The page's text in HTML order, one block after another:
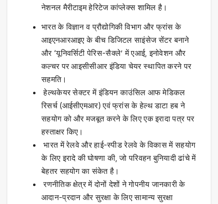
नेशनल मैरीटाइम हेरिटेज कांप्लेक्स शामिल है।
भारत के विज्ञान व प्रौद्योगिकी विभाग और फ्रांस के
आइएनआरआइए के बीच डिजिटल साइंसेज सेंटर बनाने
और ‘यूनिवर्सिटी पेरिस-सैक्ले’ में एआई, इनोवेशन और
कल्चर पर आइसीसीआर इंडिया चेयर स्थापित करने पर
सहमति।
हेल्थकेयर सेक्टर में इंडियन काउंसिल आफ मेडिकल
रिसर्च (आईसीएमआर) एवं फ्रांस के हेल्थ डाटा हब ने
सहयोग को और मजबूत करने के लिए एक इरादा पत्र पर
हस्ताक्षर किए।
भारत में रेलवे और हाई-स्पीड रेलवे के विकास में सहयोग
के लिए इरादे की घोषणा की, जो परिवहन बुनियादी ढांचे में
बेहतर सहयोग का संकेत है।
रणनीतिक क्षेत्र में दोनों देशों ने गोपनीय जानकारी के
आदान-प्रदान और सुरक्षा के लिए सामान्य सुरक्षा